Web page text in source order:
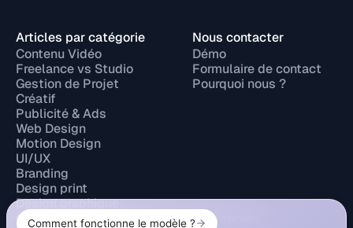
Articles par catégorie
Contenu Vidéo
Freelance vs Studio
Gestion de Projet
Créatif
Publicité & Ads
Web Design
Motion Design
UI/UX
Branding
Design print
Design graphique
Nous contacter
Démo
Formulaire de contact
Pourquoi nous ?
© 2026 Design Elite. Tous droits réservés